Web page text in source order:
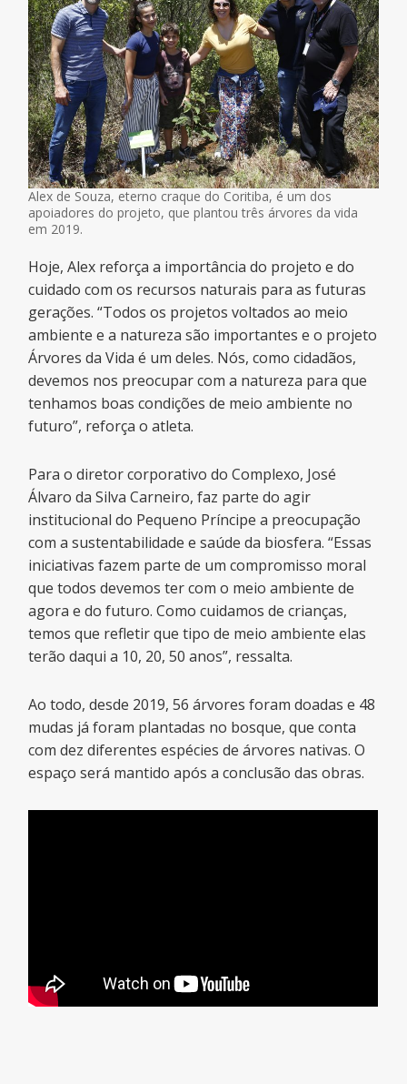
Alex de Souza, eterno craque do Coritiba, é um dos
apoiadores do projeto, que plantou três árvores da vida
em 2019.
Hoje, Alex reforça a importância do projeto e do
cuidado com os recursos naturais para as futuras
gerações. “Todos os projetos voltados ao meio
ambiente e a natureza são importantes e o projeto
Árvores da Vida é um deles. Nós, como cidadãos,
devemos nos preocupar com a natureza para que
tenhamos boas condições de meio ambiente no
futuro”, reforça o atleta.
Para o diretor corporativo do Complexo, José
Álvaro da Silva Carneiro, faz parte do agir
institucional do Pequeno Príncipe a preocupação
com a sustentabilidade e saúde da biosfera. “Essas
iniciativas fazem parte de um compromisso moral
que todos devemos ter com o meio ambiente de
agora e do futuro. Como cuidamos de crianças,
temos que refletir que tipo de meio ambiente elas
terão daqui a 10, 20, 50 anos”, ressalta.
Ao todo, desde 2019, 56 árvores foram doadas e 48
mudas já foram plantadas no bosque, que conta
com dez diferentes espécies de árvores nativas. O
espaço será mantido após a conclusão das obras.